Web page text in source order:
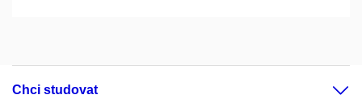
Chci studovat